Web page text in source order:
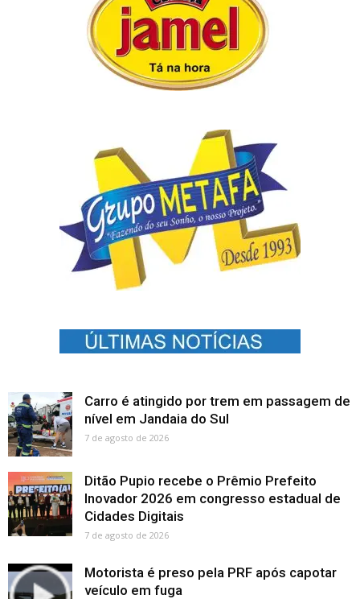
Carro é atingido por trem em passagem de
nível em Jandaia do Sul
7 de agosto de 2026
Ditão Pupio recebe o Prêmio Prefeito
Inovador 2026 em congresso estadual de
Cidades Digitais
7 de agosto de 2026
Motorista é preso pela PRF após capotar
veículo em fuga